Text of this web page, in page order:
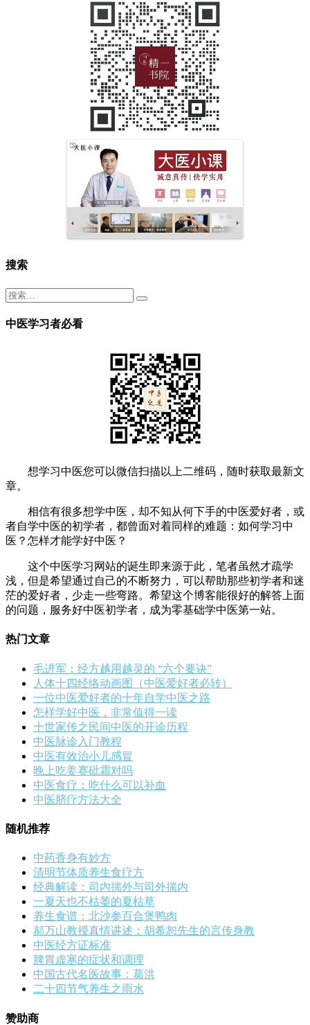
搜索
中医学习者必看
想学习中医您可以微信扫描以上二维码，随时获取最新文
章。
相信有很多想学中医，却不知从何下手的中医爱好者，或
者自学中医的初学者，都曾面对着同样的难题：如何学习中
医？怎样才能学好中医？
这个中医学习网站的诞生即来源于此，笔者虽然才疏学
浅，但是希望通过自己的不断努力，可以帮助那些初学者和迷
茫的爱好者，少走一些弯路。希望这个博客能很好的解答上面
的问题，服务好中医初学者，成为零基础学中医第一站。
热门文章
毛进军：经方越用越灵的 “六个要诀”
人体十四经络动画图（中医爱好者必转）
一位中医爱好者的十年自学中医之路
怎样学好中医，非常值得一读
十世家传之民间中医的开诊历程
中医脉诊入门教程
中医有效治小儿感冒
晚上吃姜赛砒霜对吗
中医食疗：吃什么可以补血
中医脐疗方法大全
随机推荐
中药香身有妙方
清明节体质养生食疗方
经典解读：司内揣外与司外揣内
一夏天也不枯萎的夏枯草
养生食谱：北沙参百合煲鸭肉
郝万山教授真情讲述：胡希恕先生的言传身教
中医经方证标准
脾胃虚寒的症状和调理
中国古代名医故事：葛洪
二十四节气养生之雨水
赞助商